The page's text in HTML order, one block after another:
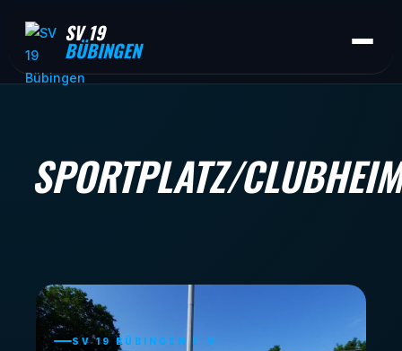
SV 19
BÜBINGEN
SPORTPLATZ/CLUBHEIM
SV 19 BÜBINGEN E.V.